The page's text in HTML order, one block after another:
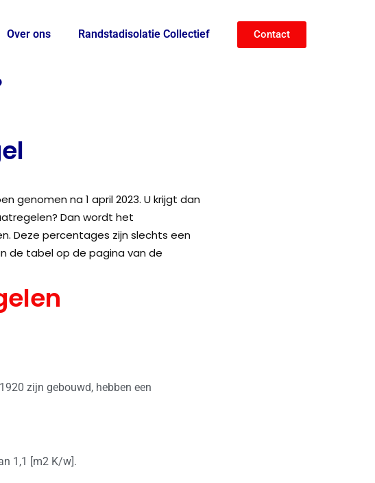
Over ons Randstadisolatie Collectief Contact
genomen na 1 april 2023. U krijgt dan
Dan wordt het
Deze percentages zijn slechts een
de tabel op de pagina van de
zijn gebouwd, hebben een
1,1 [m2 K/w].